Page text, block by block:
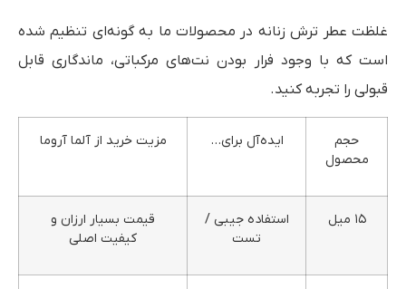
غلظت عطر ترش زنانه در محصولات ما به گونه‌ای تنظیم شده
است که با وجود فرار بودن نت‌های مرکباتی، ماندگاری قابل
قبولی را تجربه کنید.
حجم
محصول
ایده‌آل برای… مزیت خرید از آلما آروما
۱۵ میل
استفاده جیبی /
تست
قیمت بسیار ارزان و
کیفیت اصلی